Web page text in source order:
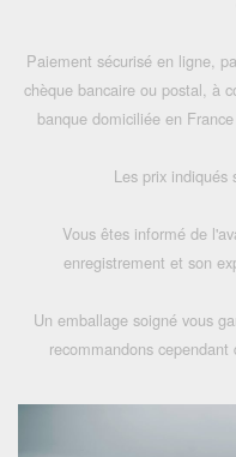
Paiement sécurisé en ligne,
chèque bancaire ou postal, à
banque domiciliée en
Les prix indiqués
Vous êtes informé de
enregistrement et son
Un emballage soigné vous
recommandons